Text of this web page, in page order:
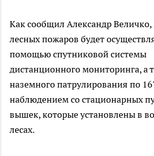
Как сообщил Александр
лесных пожаров будет
помощью спутниковой системы
дистанционного мониторинга, а
наземного патрулирования по
наблюдением со стационарных
вышек, которые установлены в
лесах.